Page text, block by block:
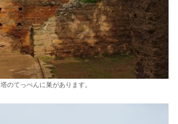
塔のてっぺんに巣があります。